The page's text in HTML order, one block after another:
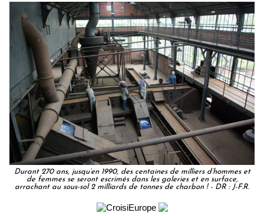
Durant 270 ans, jusqu’en 1990, des centaines de milliers d’hommes et
de femmes se seront escrimés dans les galeries et en surface,
arrachant au sous-sol 2 milliards de tonnes de charbon ! - DR : J-F.R.